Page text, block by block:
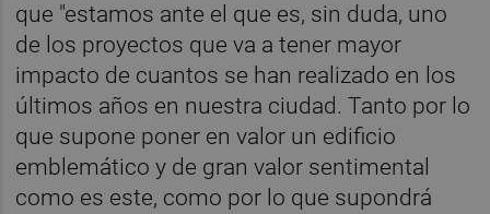
que "estamos ante el que es, sin duda, uno
de los proyectos que va a tener mayor
impacto de cuantos se han realizado en los
últimos años en nuestra ciudad. Tanto por lo
que supone poner en valor un edificio
emblemático y de gran valor sentimental
como es este, como por lo que supondrá